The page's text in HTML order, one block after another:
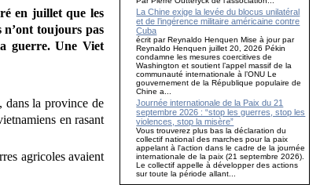
en juillet que les
toujours pas
guerre. Une Viet
dans la province de
en rasant
agricoles avaient
La Chine exige la levée du blocus unilatéral
et de l’ingérence militaire américaine contre
Cuba
écrit par Reynaldo Henquen Mise à jour par
Reynaldo Henquen juillet 20, 2026 Pékin
condamne les mesures coercitives de
Washington et soutient l’appel massif de la
communauté internationale à l’ONU Le
gouvernement de la République populaire de
Chine a...
Journée internationale de la Paix du 21
septembre 2026 : “stop les guerres, stop les
violences, stop la misère”
Vous trouverez plus bas la déclaration du
collectif national des marches pour la paix
appelant à l'action dans le cadre de la journée
internationale de la paix (21 septembre 2026).
Le collectif appelle à développer des actions
sur toute la période allant...